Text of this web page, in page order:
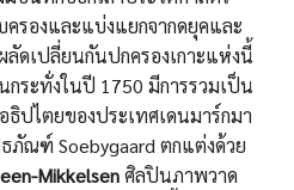
ครองและแบ่งแยกจากดยุคและ
ลัดเปลี่ยนกันปกครองเกาะแห่งนี้
ระทั่งในปี 1750 มีการรวมเป็น
ปไตยของประเทศเดนมาร์กมา
ภัณฑ์ Soebygaard ตกแต่งด้วย
Mikkelsenศิลปินภาพวาด